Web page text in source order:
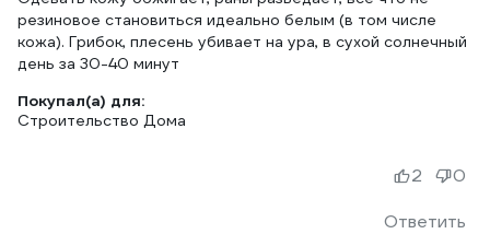
резиновое становиться идеально белым (в том числе
кожа). Грибок, плесень убивает на ура, в сухой солнечный
день за 30-40 минут
Покупал(а) для:
Строительство Дома
Ответить
2 0